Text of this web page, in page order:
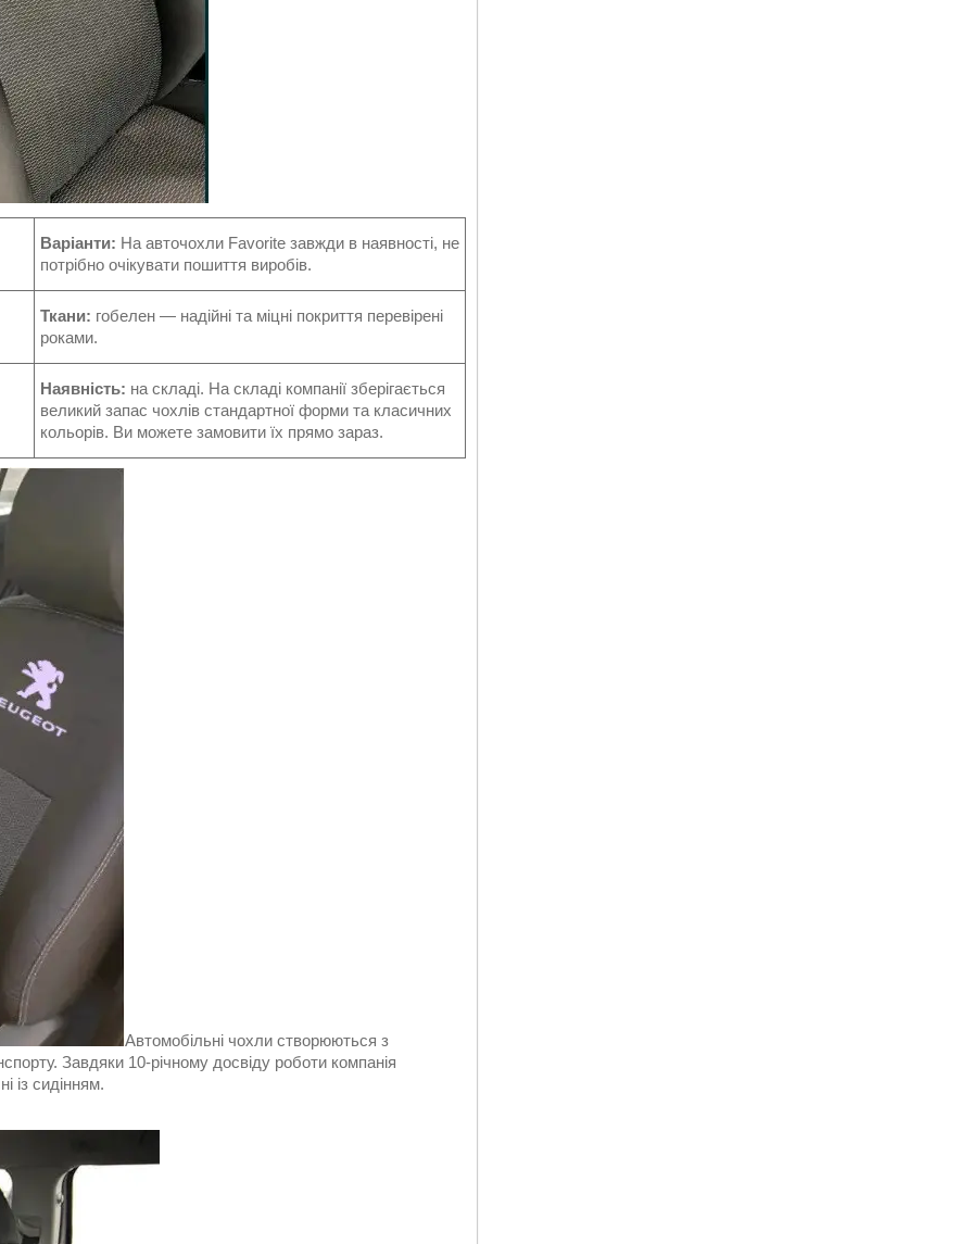
Варіанти: На авточохли Favorite завжди в наявності, не
потрібно очікувати пошиття виробів.
Ткани: гобелен — надійні та міцні покриття перевірені
роками.
Наявність: на складі. На складі компанії зберігається
великий запас чохлів стандартної форми та класичних
кольорів. Ви можете замовити їх прямо зараз.
Автомобільні чохли створюються з
Завдяки 10-річному досвіду роботи компанія
із сидінням.